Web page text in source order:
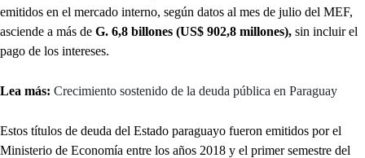
emitidos en el mercado interno, según datos al mes de julio del MEF,
asciende a más de G. 6,8 billones (US$ 902,8 millones), sin incluir el
pago de los intereses.
Lea más: Crecimiento sostenido de la deuda pública en Paraguay
Estos títulos de deuda del Estado paraguayo fueron emitidos por el
Ministerio de Economía entre los años 2018 y el primer semestre del